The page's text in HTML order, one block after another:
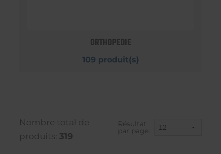
ORTHOPEDIE
109 produit(s)
Nombre total de
produits: 319
Résultat
par page: